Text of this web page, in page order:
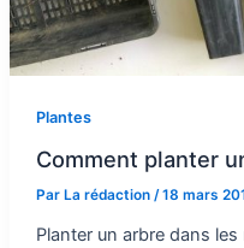
Plantes
Comment planter
Par La rédaction /18 mars
Planter un arbre dans les